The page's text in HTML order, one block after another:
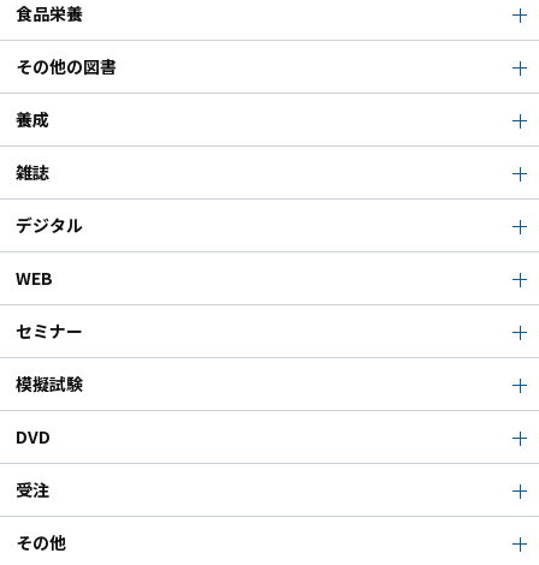
食品栄養
その他の図書
養成
雑誌
デジタル
WEB
セミナー
模擬試験
DVD
受注
その他